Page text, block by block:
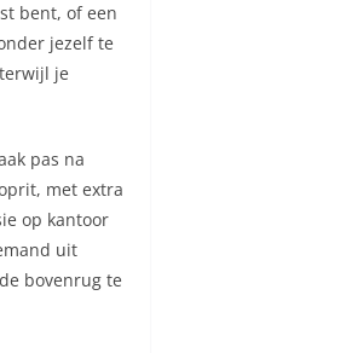
bent, of een
jezelf te
je
pas na
met extra
op kantoor
uit
bovenrug te